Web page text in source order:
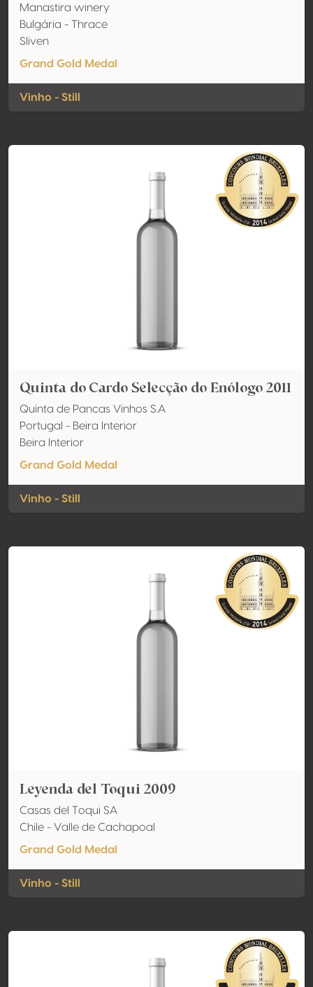
Manastira winery
Bulgária - Thrace
Sliven
Grand Gold Medal
Vinho - Still
Quinta do Cardo Selecção do Enólogo 2011
Quinta de Pancas Vinhos S.A
Portugal - Beira Interior
Beira Interior
Grand Gold Medal
Vinho - Still
Leyenda del Toqui 2009
Casas del Toqui SA
Chile - Valle de Cachapoal
Grand Gold Medal
Vinho - Still